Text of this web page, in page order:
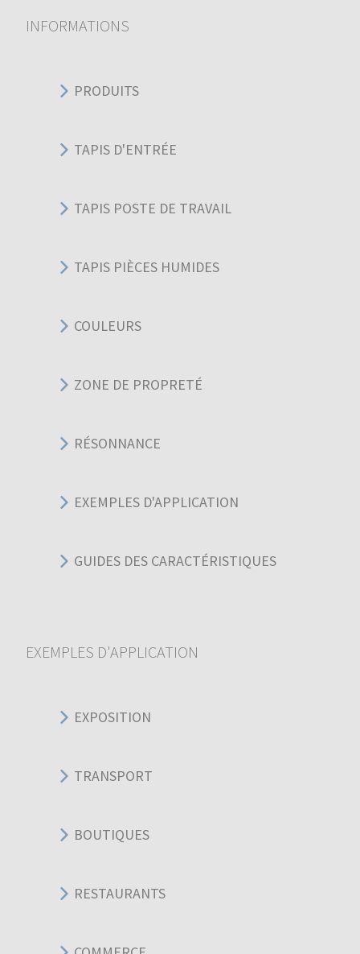
INFORMATIONS
PRODUITS
TAPIS D'ENTRÉE
TAPIS POSTE DE TRAVAIL
TAPIS PIÈCES HUMIDES
COULEURS
ZONE DE PROPRETÉ
RÉSONNANCE
EXEMPLES D'APPLICATION
GUIDES DES CARACTÉRISTIQUES
EXEMPLES D'APPLICATION
EXPOSITION
TRANSPORT
BOUTIQUES
RESTAURANTS